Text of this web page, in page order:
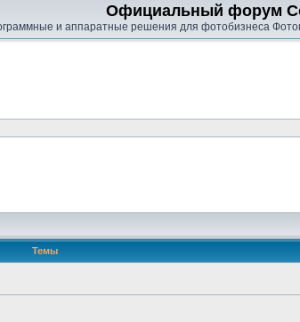
Официальный форум
и аппаратные решения для фотобизнеса
Темы